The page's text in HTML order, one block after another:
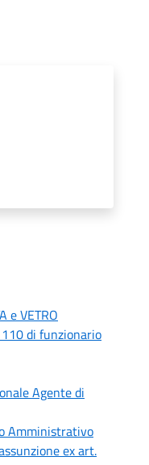
e VETRO
110 di funzionario
Agente di
Amministrativo
ex art.